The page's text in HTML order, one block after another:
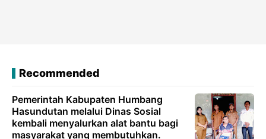
Recommended
Pemerintah Kabupaten Humbang
Hasundutan melalui Dinas Sosial
kembali menyalurkan alat bantu bagi
masyarakat yang membutuhkan.